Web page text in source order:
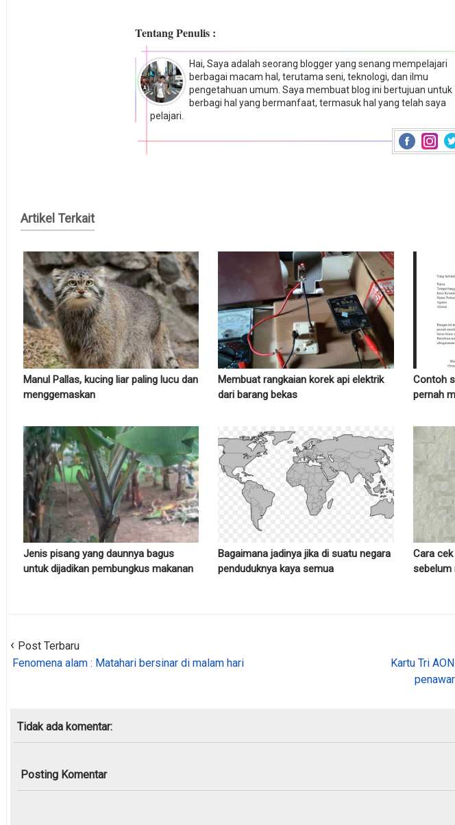
Tentang Penulis :
Hai, Saya adalah seorang blogger yang senang mempelajari
berbagai macam hal, terutama seni, teknologi, dan ilmu
pengetahuan umum. Saya membuat blog ini bertujuan untuk
berbagi hal yang bermanfaat, termasuk hal yang telah saya
pelajari.
Artikel Terkait
Manul Pallas, kucing liar paling lucu dan
menggemaskan
Membuat rangkaian korek api elektrik
dari barang bekas
Contoh
pernah
Jenis pisang yang daunnya bagus
untuk dijadikan pembungkus makanan
Bagaimana jadinya jika di suatu negara
penduduknya kaya semua
Cara
sebelum
Post Terbaru
Fenomena alam : Matahari bersinar di malam hari
Kartu Tri
Tidak ada komentar:
Posting Komentar